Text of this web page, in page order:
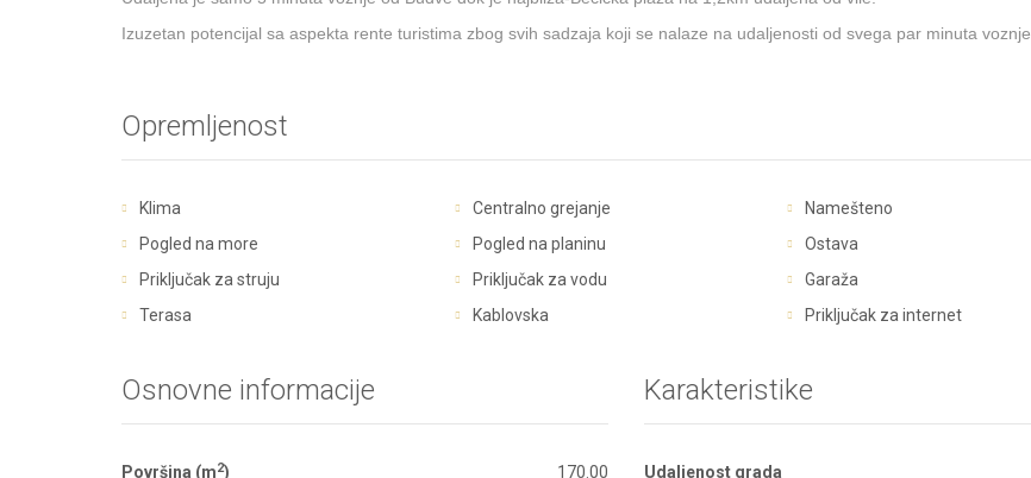
Izuzetan potencijal sa aspekta rente turistima zbog svih sadzaja koji se nalaze na udaljenosti od svega par minuta voznje.
Opremljenost
Klima Centralno grejanje
Namešteno
Pogled na more
Pogled na planinu
Ostava
Priključak za struju
Priključak za vodu
Garaža
Terasa
Kablovska Priključak za internet
Osnovne informacije
Površina (m2)
170.00
Karakteristike
Udaljenost grada